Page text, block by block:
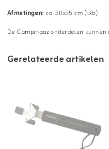
Afmetingen:ca. 30x35 cm (lxb)
De Campingaz onderdelen
Gerelateerde artikelen